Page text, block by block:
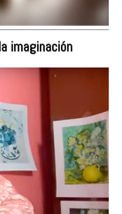
imaginación